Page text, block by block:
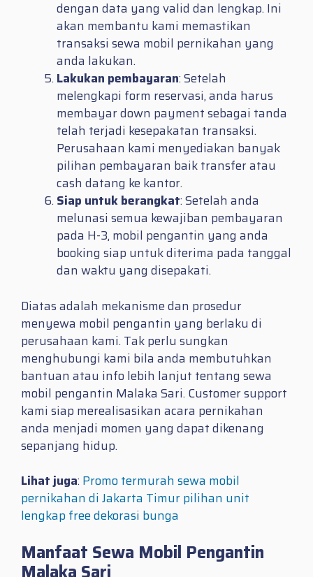
dengan data yang valid dan lengkap. Ini
akan membantu kami memastikan
transaksi sewa mobil pernikahan yang
anda lakukan.
Lakukan pembayaran: Setelah
melengkapi form reservasi, anda harus
membayar down payment sebagai tanda
telah terjadi kesepakatan transaksi.
Perusahaan kami menyediakan banyak
pilihan pembayaran baik transfer atau
cash datang ke kantor.
Siap untuk berangkat: Setelah anda
melunasi semua kewajiban pembayaran
pada H-3, mobil pengantin yang anda
booking siap untuk diterima pada tanggal
dan waktu yang disepakati.
Diatas adalah mekanisme dan prosedur
menyewa mobil pengantin yang berlaku di
perusahaan kami. Tak perlu sungkan
menghubungi kami bila anda membutuhkan
bantuan atau info lebih lanjut tentang sewa
mobil pengantin Malaka Sari. Customer support
kami siap merealisasikan acara pernikahan
anda menjadi momen yang dapat dikenang
sepanjang hidup.
Lihat juga: Promo termurah sewa mobil
pernikahan di Jakarta Timur pilihan unit
lengkap free dekorasi bunga
Manfaat Sewa Mobil Pengantin